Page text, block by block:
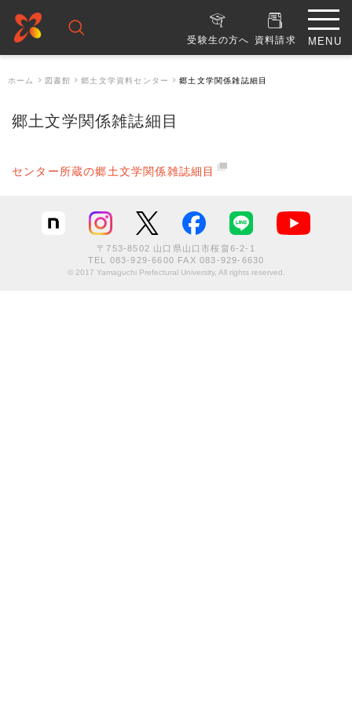
受験生の方へ 資料請求
ホーム 図書館 郷土文学資料センター 郷土文学関係雑誌細目
郷土文学関係雑誌細目
センター所蔵の郷土文学関係雑誌細目
〒753-8502 山口県山口市桜畠6-2-1
TEL 083-929-6600 FAX 083-929-6630
© 2017 Yamaguchi Prefectural University, All rights reserved.